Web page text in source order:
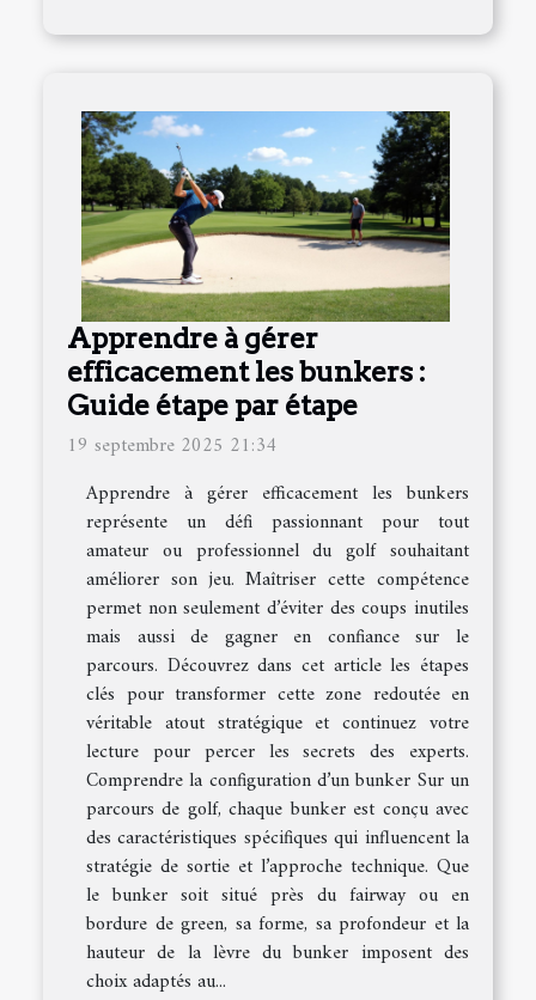
Apprendre à gérer
efficacement les bunkers :
Guide étape par étape
19 septembre 2025 21:34
Apprendre à gérer efficacement les bunkers
représente un défi passionnant pour tout
amateur ou professionnel du golf souhaitant
améliorer son jeu. Maîtriser cette compétence
permet non seulement d’éviter des coups inutiles
mais aussi de gagner en confiance sur le
parcours. Découvrez dans cet article les étapes
clés pour transformer cette zone redoutée en
véritable atout stratégique et continuez votre
lecture pour percer les secrets des experts.
Comprendre la configuration d’un bunker Sur un
parcours de golf, chaque bunker est conçu avec
des caractéristiques spécifiques qui influencent la
stratégie de sortie et l’approche technique. Que
le bunker soit situé près du fairway ou en
bordure de green, sa forme, sa profondeur et la
hauteur de la lèvre du bunker imposent des
choix adaptés au...